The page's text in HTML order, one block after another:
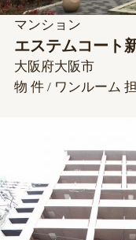
マンション
エステムコート
大阪府大阪市
物 件 / ワンルーム